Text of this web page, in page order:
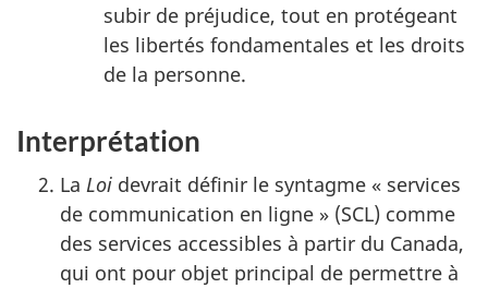
subir de préjudice, tout en protégeant
les libertés fondamentales et les droits
de la personne.
Interprétation
La Loi devrait définir le syntagme « services
de communication en ligne » (SCL) comme
des services accessibles à partir du Canada,
qui ont pour objet principal de permettre à